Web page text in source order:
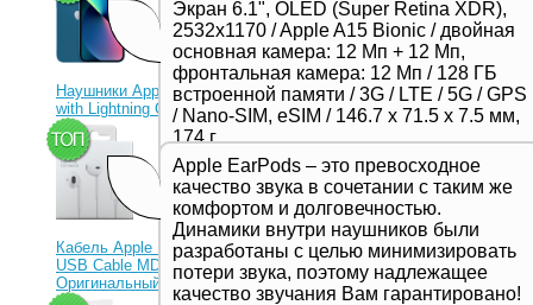
в серии Mavic и отличается высоким
качеством съемки, продвинутыми
функциями и улучшенной
производительностью,
предназначенной для
профессиональных фотографов и
видеооператоров.
Экран 6.1", OLED (Super Retina XDR),
2532x1170 / Apple A15 Bionic / двойная
основная камера: 12 Мп + 12 Мп,
фронтальная камера: 12 Мп / 128 ГБ
встроенной памяти / 3G / LTE / 5G / GPS
/ Nano-SIM, eSIM / 146.7 х 71.5 х 7.5 мм,
174 г
Наушники Apple EarPods
with Lightning Connector
Apple EarPods – это превосходное
качество звука в сочетании с таким же
комфортом и долговечностью.
Динамики внутри наушников были
разработаны с целью минимизировать
потери звука, поэтому надлежащее
качество звучания Вам гарантировано!
1 350 грн
Кабель Apple Lightning to
USB Cable MD818ZM
Оригинальный!
изделия.
защиту от
и приятным
внешний
Подробнее